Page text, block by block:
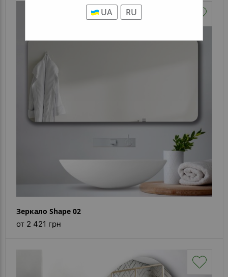
UA RU
Зеркало Shape 02
от 2 421 грн